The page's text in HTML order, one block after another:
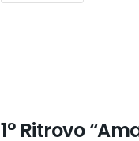
1° Ritrovo